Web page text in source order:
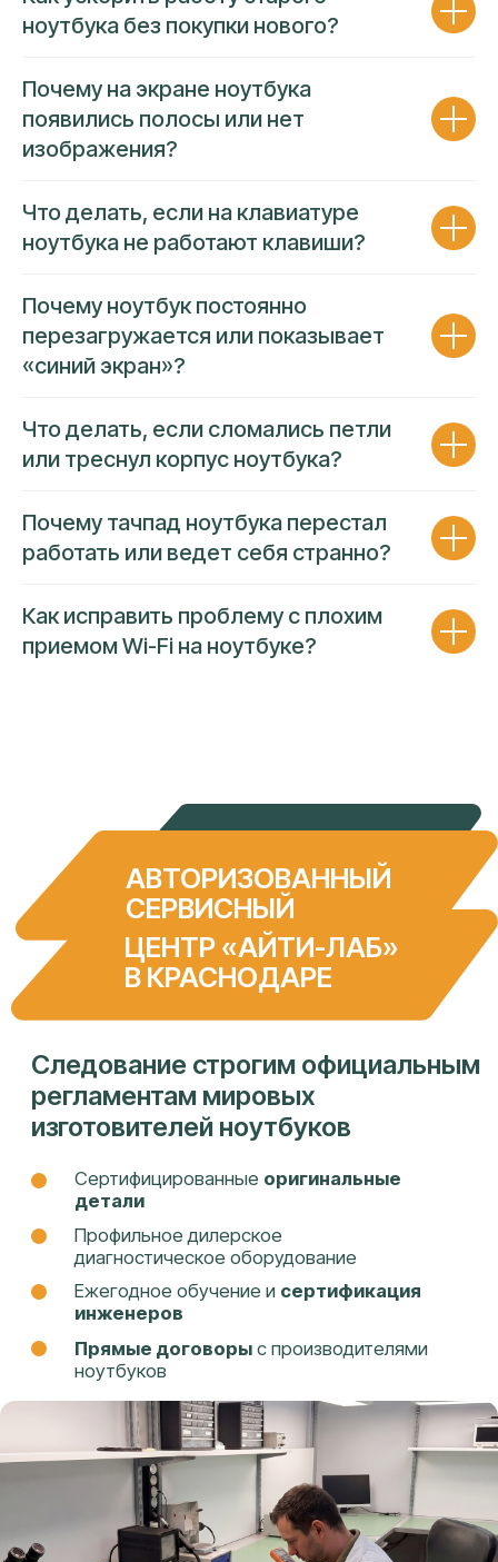
ноутбука без покупки нового?
Почему на экране ноутбука
появились полосы или нет
изображения?
Что делать, если на клавиатуре
ноутбука не работают клавиши?
Почему ноутбук постоянно
перезагружается или показывает
«синий экран»?
Что делать, если сломались петли
или треснул корпус ноутбука?
Почему тачпад ноутбука перестал
работать или ведет себя странно?
Как исправить проблему с плохим
приемом Wi-Fi на ноутбуке?
специалистов решает задачи
любой сложности
Работаем исключительно собственным
сервисного центра
За каждым направлением закреплен
собственный эксперт
надежности усулуг
НОУТБУКОВ СВОЕЙ КОМАНДОЙ
Несем полную финансовую
ответственность за работу
комплектующие
Фиксированная ценадо начала
ремонта
Устраним повторную неисправность в
случае обнаружения
ГАРАНТИЯ 90 ДНЕЙ
ПРОЗРАЧНОСТЬ ЦЕНЫ